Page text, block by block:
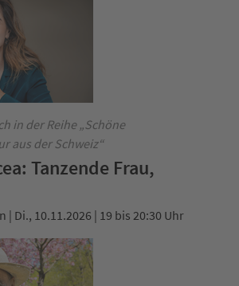
in der Reihe „Schöne
aus der Schweiz“
Tanzende Frau,
Di., 10.11.2026 | 19 bis 20:30 Uhr